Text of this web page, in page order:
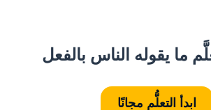
ما يقوله الناس بالفعل
ابدأ التعلُّم مجانًا